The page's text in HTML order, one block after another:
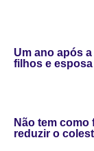
Um ano após
filhos e
Não tem
reduzir o